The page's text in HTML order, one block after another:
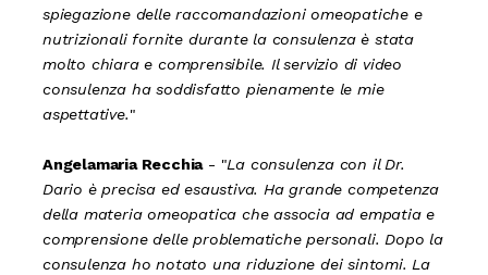
spiegazione delle raccomandazioni omeopatiche e
nutrizionali fornite durante la consulenza è stata
molto chiara e comprensibile. Il servizio di video
consulenza ha soddisfatto pienamente le mie
aspettative."
Angelamaria Recchia- "La consulenza con il Dr.
Dario è precisa ed esaustiva. Ha grande competenza
della materia omeopatica che associa ad empatia e
comprensione delle problematiche personali. Dopo la
consulenza ho notato una riduzione dei sintomi. La